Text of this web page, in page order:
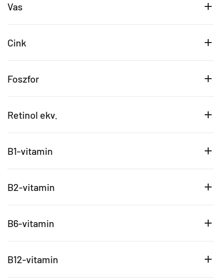
Vas
Cink
Foszfor
Retinol ekv.
B1-vitamin
B2-vitamin
B6-vitamin
B12-vitamin